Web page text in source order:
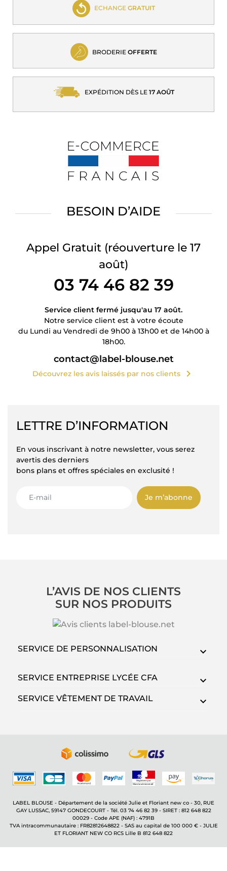
ECHANGE GRATUIT
BRODERIE OFFERTE
EXPÉDITION DÈS LE 17 AOÛT
BESOIN D’AIDE
Appel Gratuit (réouverture le 17
août)
03 74 46 82 39
Service client fermé jusqu'au 17 août.
Notre service client est à votre écoute
du Lundi au Vendredi de 9h00 à 13h00 et de 14h00 à
18h00.
contact@label-blouse.net
Découvrez les avis laissés par nos clients chevron_right
LETTRE D’INFORMATION
En vous inscrivant à notre newsletter, vous serez
avertis des derniers
bons plans et offres spéciales en exclusité !
Je m’abonne
L’AVIS DE NOS CLIENTS
SUR NOS PRODUITS
SERVICE DE PERSONNALISATION
SERVICE ENTREPRISE LYCÉE CFA
SERVICE VÊTEMENT DE TRAVAIL
LABEL BLOUSE - Département de la société Julie et Floriant new co - 30, RUE
GAY LUSSAC, 59147 GONDECOURT - Tél. 03 74 46 82 39 - SIRET : 812 648 822
00029 - Code APE (NAF) : 4791B
TVA intracommunautaire : FR82812648822 - SAS au capital de 100 000 € - JULIE
ET FLORIANT NEW CO RCS Lille B 812 648 822